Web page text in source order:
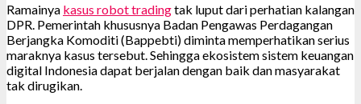
Ramainya kasus robot tradingtak luput dari perhatian kalangan
DPR. Pemerintah khususnya Badan Pengawas Perdagangan
Berjangka Komoditi (Bappebti) diminta memperhatikan serius
maraknya kasus tersebut. Sehingga ekosistem sistem keuangan
digital Indonesia dapat berjalan dengan baik dan masyarakat
tak dirugikan.